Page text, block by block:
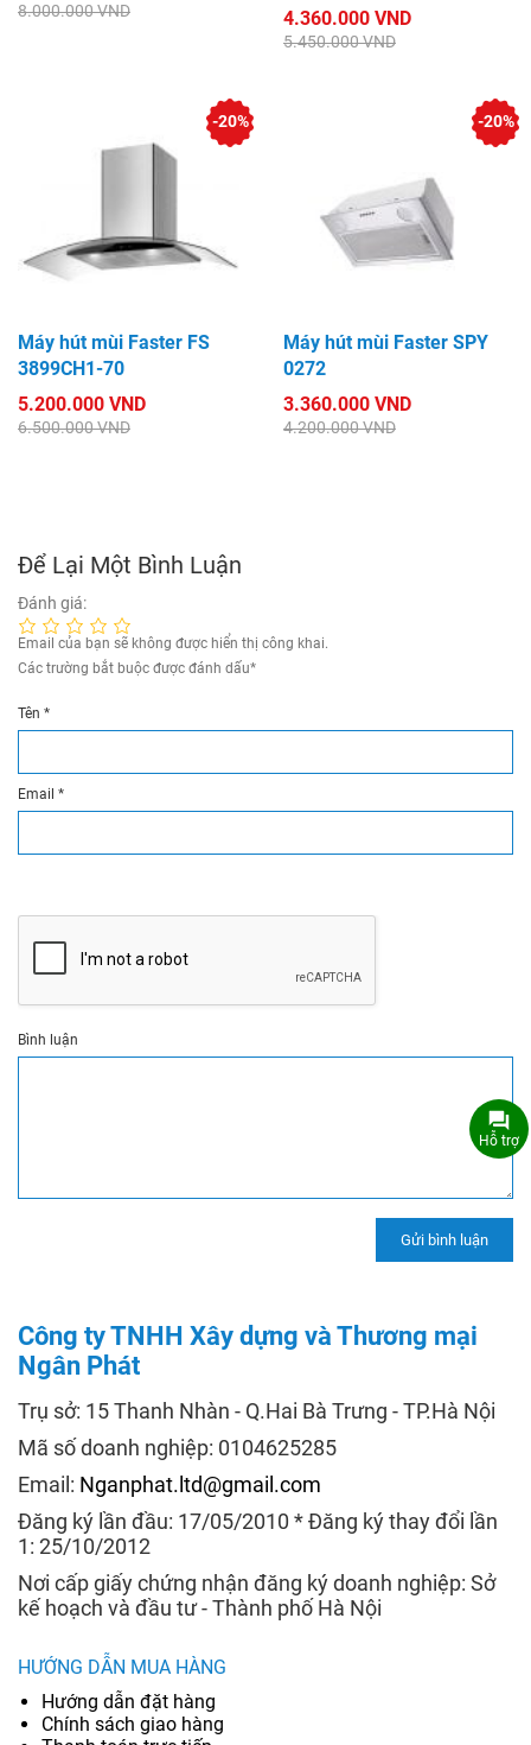
8.000.000 VND 4.360.000 VND
5.450.000 VND
Máy hút mùi Faster FS
3899CH1-70
5.200.000 VND
6.500.000 VND
-20%
Máy hút mùi Faster SPY
0272
3.360.000 VND
4.200.000 VND
-20%
Để Lại Một Bình Luận
Đánh giá:
Email của bạn sẽ không được hiển thị công khai.
Các trường bắt buộc được đánh dấu*
Tên *
Email *
Bình luận
Công ty TNHH Xây dựng và Thương mại
Ngân Phát
Trụ sở: 15 Thanh Nhàn - Q.Hai Bà Trưng - TP.Hà Nội
Mã số doanh nghiệp: 0104625285
Email: Nganphat.ltd@gmail.com
Đăng ký lần đầu: 17/05/2010 * Đăng ký thay đổi lần
1: 25/10/2012
Nơi cấp giấy chứng nhận đăng ký doanh nghiệp: Sở
kế hoạch và đầu tư - Thành phố Hà Nội
HƯỚNG DẪN MUA HÀNG
Hướng dẫn đặt hàng
Chính sách giao hàng
Hỗ trợ